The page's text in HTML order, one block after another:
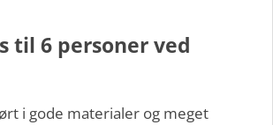
til 6 personer ved
i gode materialer og meget